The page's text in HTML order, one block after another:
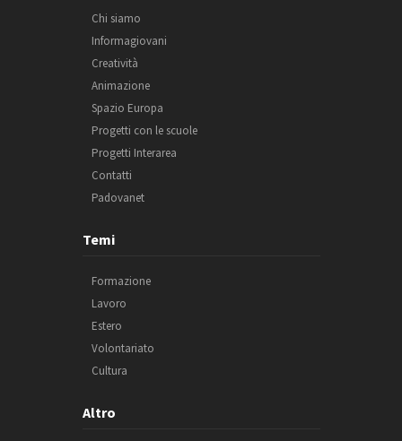
Chi siamo
Informagiovani
Creatività
Animazione
Spazio Europa
Progetti con le scuole
Progetti Interarea
Contatti
Padovanet
Temi
Formazione
Lavoro
Estero
Volontariato
Cultura
Altro